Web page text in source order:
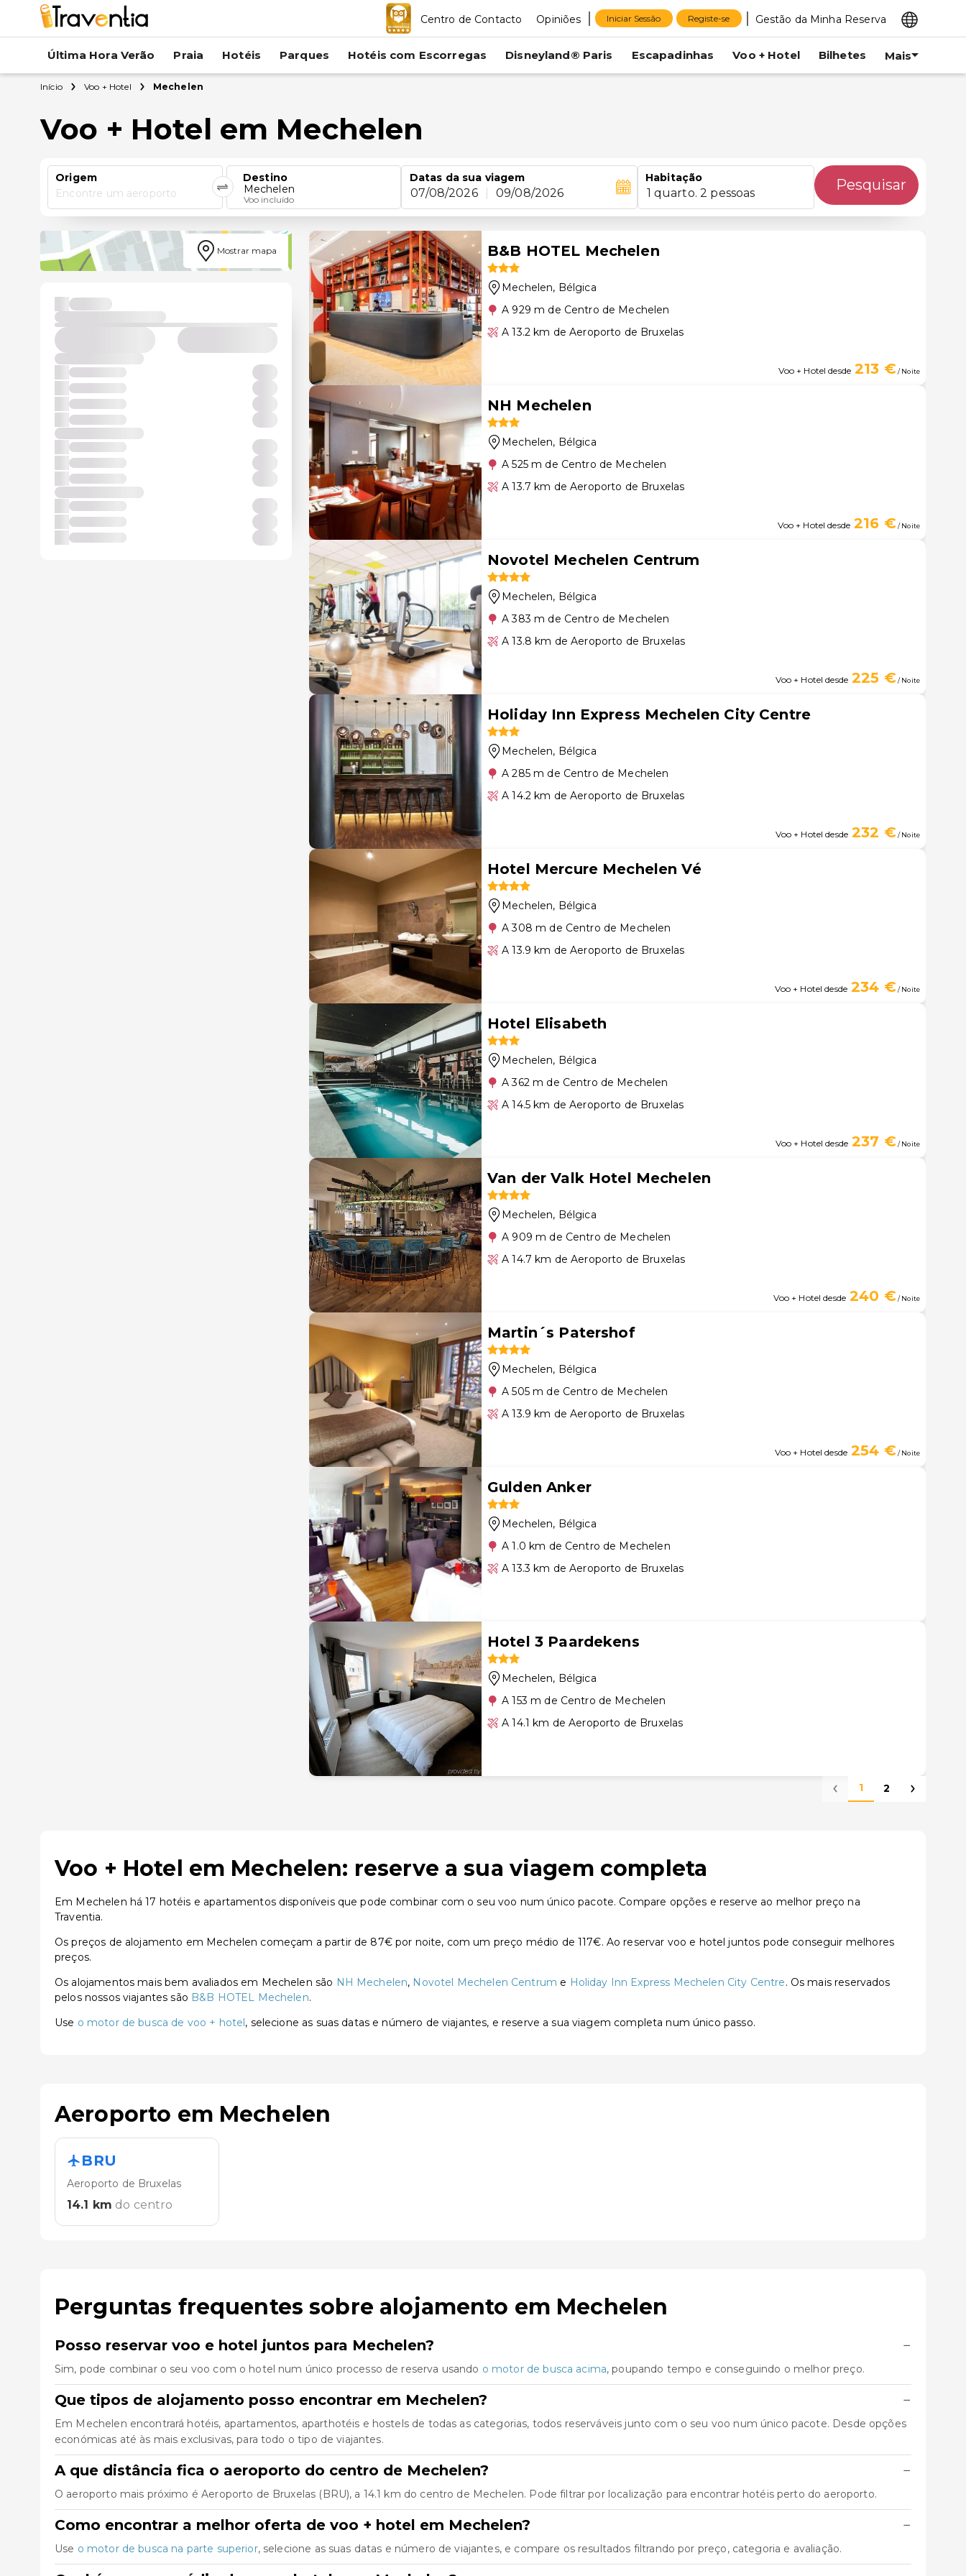
Centro de Contacto Opiniões Iniciar Sessão Registe-se Gestão da Minha Reserva
Última Hora Verão Praia Hotéis Parques Hotéis com Escorregas Disneyland® Paris Escapadinhas Voo + Hotel Bilhetes Mais
Início Voo + Hotel Mechelen
Voo + Hotel em Mechelen
Origem
Encontre um aeroporto
Destino
Mechelen
Voo incluído
Datas da sua viagem
07/08/2026 09/08/2026
Habitação
1 quarto. 2 pessoas Pesquisar
Mostrar mapa B&B HOTEL Mechelen
Mechelen, Bélgica
A 929 m de Centro de Mechelen
A 13.2 km de Aeroporto de Bruxelas
Voo + Hotel desde 213 €/ Noite
NH Mechelen
Mechelen, Bélgica
A 525 m de Centro de Mechelen
A 13.7 km de Aeroporto de Bruxelas
Voo + Hotel desde 216 €/ Noite
Novotel Mechelen Centrum
Mechelen, Bélgica
A 383 m de Centro de Mechelen
A 13.8 km de Aeroporto de Bruxelas
Voo + Hotel desde 225 €/ Noite
Holiday Inn Express Mechelen City Centre
Mechelen, Bélgica
A 285 m de Centro de Mechelen
A 14.2 km de Aeroporto de Bruxelas
Voo + Hotel desde 232 €/ Noite
Hotel Mercure Mechelen Vé
Mechelen, Bélgica
A 308 m de Centro de Mechelen
A 13.9 km de Aeroporto de Bruxelas
Voo + Hotel desde 234 €/ Noite
Hotel Elisabeth
Mechelen, Bélgica
A 362 m de Centro de Mechelen
A 14.5 km de Aeroporto de Bruxelas
Voo + Hotel desde 237 €/ Noite
Van der Valk Hotel Mechelen
Mechelen, Bélgica
A 909 m de Centro de Mechelen
A 14.7 km de Aeroporto de Bruxelas
Voo + Hotel desde 240 €/ Noite
Martin´s Patershof
Mechelen, Bélgica
A 505 m de Centro de Mechelen
A 13.9 km de Aeroporto de Bruxelas
Voo + Hotel desde 254 €/ Noite
Gulden Anker
Mechelen, Bélgica
A 1.0 km de Centro de Mechelen
A 13.3 km de Aeroporto de Bruxelas
Hotel 3 Paardekens
Mechelen, Bélgica
A 153 m de Centro de Mechelen
A 14.1 km de Aeroporto de Bruxelas
1 2
Voo + Hotel em Mechelen: reserve a sua viagem completa
Em Mechelen há 17 hotéis e apartamentos disponíveis que pode combinar com o seu voo num único pacote. Compare opções e reserve ao melhor preço na
Traventia.
Os preços de alojamento em Mechelen começam a partir de 87€ por noite, com um preço médio de 117€. Ao reservar voo e hotel juntos pode conseguir melhores
preços.
Os alojamentos mais bem avaliados em Mechelen são NH Mechelen, Novotel Mechelen Centrum e Holiday Inn Express Mechelen City Centre. Os mais reservados
pelos nossos viajantes são B&B HOTEL Mechelen.
Use o motor de busca de voo + hotel, selecione as suas datas e número de viajantes, e reserve a sua viagem completa num único passo.
Aeroporto em Mechelen
BRU
Aeroporto de Bruxelas
14.1 km do centro
Perguntas frequentes sobre alojamento em Mechelen
Posso reservar voo e hotel juntos para Mechelen? −
Sim, pode combinar o seu voo com o hotel num único processo de reserva usando o motor de busca acima, poupando tempo e conseguindo o melhor preço.
Que tipos de alojamento posso encontrar em Mechelen? −
Em Mechelen encontrará hotéis, apartamentos, aparthotéis e hostels de todas as categorias, todos reserváveis junto com o seu voo num único pacote. Desde opções
económicas até às mais exclusivas, para todo o tipo de viajantes.
A que distância fica o aeroporto do centro de Mechelen? −
O aeroporto mais próximo é Aeroporto de Bruxelas (BRU), a 14.1 km do centro de Mechelen. Pode filtrar por localização para encontrar hotéis perto do aeroporto.
Como encontrar a melhor oferta de voo + hotel em Mechelen? −
Use o motor de busca na parte superior, selecione as suas datas e número de viajantes, e compare os resultados filtrando por preço, categoria e avaliação.